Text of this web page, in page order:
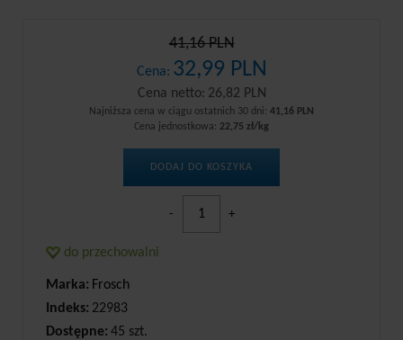
41,16 PLN
Cena: 32,99 PLN
Cena netto: 26,82 PLN
Najniższa cena w ciągu ostatnich 30 dni: 41,16 PLN
Cena jednostkowa: 22,75 zł/kg
DODAJ DO KOSZYKA
- +
do przechowalni
Marka: Frosch
Indeks: 22983
Dostępne: 45 szt.